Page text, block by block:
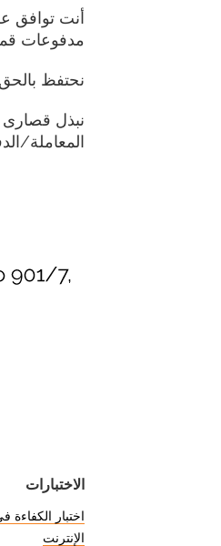
أنت توافق
مدفوعات
نحتفظ
نبذل قصارى
المعاملة/
الاختبارات
اختبار الكفاءة
الإنترنت